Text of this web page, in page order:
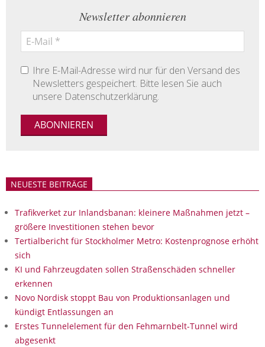
Newsletter abonnieren
Ihre E-Mail-Adresse wird nur für den Versand des
Newsletters gespeichert. Bitte lesen Sie auch
unsere Datenschutzerklärung.
NEUESTE BEITRÄGE
Trafikverket zur Inlandsbanan: kleinere Maßnahmen jetzt –
größere Investitionen stehen bevor
Tertialbericht für Stockholmer Metro: Kostenprognose erhöht
sich
KI und Fahrzeugdaten sollen Straßenschäden schneller
erkennen
Novo Nordisk stoppt Bau von Produktionsanlagen und
kündigt Entlassungen an
Erstes Tunnelelement für den Fehmarnbelt-Tunnel wird
abgesenkt